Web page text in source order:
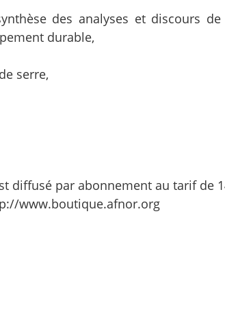
des analyses et discours de
durable,
serre,
diffusé par abonnement au tarif de
www.boutique.afnor.org